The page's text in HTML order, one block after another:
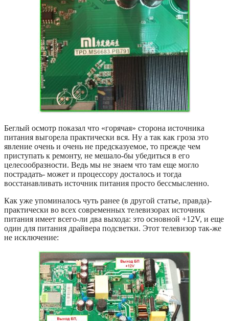
Беглый осмотр показал что «горячая» сторона источника
питания выгорела практически вся. Ну а так как гроза это
явление очень и очень не предсказуемое, то прежде чем
приступать к ремонту, не мешало-бы убедиться в его
целесообразности. Ведь мы не знаем что там еще могло
пострадать- может и процессору досталось и тогда
восстанавливать источник питания просто бессмысленно.
Как уже упоминалось чуть ранее (в другой статье, правда)-
практически во всех современных телевизорах источник
питания имеет всего-ли два выхода: это основной +12V, и еще
один для питания драйвера подсветки. Этот телевизор так-же
не исключение: